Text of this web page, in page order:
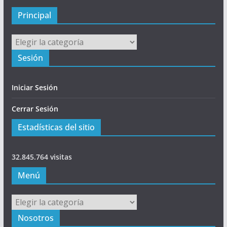
Principal
Principal
Sesión
Iniciar Sesión
Cerrar Sesión
Estadísticas del sitio
32.845.764 visitas
Menú
Menú
Nosotros